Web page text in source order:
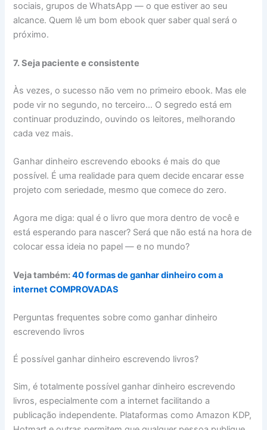
sociais, grupos de WhatsApp — o que estiver ao seu
alcance. Quem lê um bom ebook quer saber qual será o
próximo.
7. Seja paciente e consistente
Às vezes, o sucesso não vem no primeiro ebook. Mas ele
pode vir no segundo, no terceiro… O segredo está em
continuar produzindo, ouvindo os leitores, melhorando
cada vez mais.
Ganhar dinheiro escrevendo ebooks é mais do que
possível. É uma realidade para quem decide encarar esse
projeto com seriedade, mesmo que comece do zero.
Agora me diga: qual é o livro que mora dentro de você e
está esperando para nascer? Será que não está na hora de
colocar essa ideia no papel — e no mundo?
Veja também:40 formas de ganhar dinheiro com a
internet COMPROVADAS
Perguntas frequentes sobre como ganhar dinheiro
escrevendo livros
É possível ganhar dinheiro escrevendo livros?
Sim, é totalmente possível ganhar dinheiro escrevendo
livros, especialmente com a internet facilitando a
publicação independente. Plataformas como Amazon KDP,